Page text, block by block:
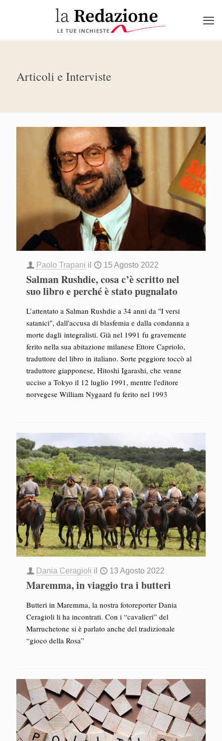
Articoli e Interviste
Paolo Trapani il 15 Agosto 2022
Salman Rushdie, cosa c’è scritto nel
suo libro e perché è stato pugnalato
L’attentato a Salman Rushdie a 34 anni da "I versi
satanici", dall'accusa di blasfemia e dalla condanna a
morte dagli integralisti. Già nel 1991 fu gravemente
ferito nella sua abitazione milanese Ettore Capriolo,
traduttore del libro in italiano. Sorte peggiore toccò al
traduttore giapponese, Hitoshi Igarashi, che venne
ucciso a Tokyo il 12 luglio 1991, mentre l'editore
norvegese William Nygaard fu ferito nel 1993
Dania Ceragioli il 13 Agosto 2022
Maremma, in viaggio tra i butteri
Butteri in Maremma, la nostra fotoreporter Dania
Ceragioli li ha incontrati. Con i “cavalieri” del
Marruchetone si è parlato anche del tradizionale
“gioco della Rosa”